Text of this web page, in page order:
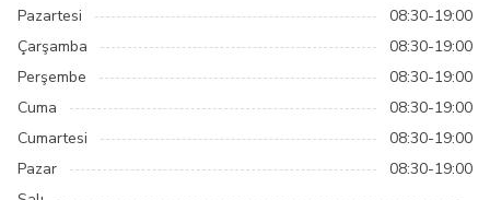
Pazartesi
08:30-19:00
Çarşamba
08:30-19:00
Perşembe
08:30-19:00
Cuma
08:30-19:00
Cumartesi
08:30-19:00
Pazar
08:30-19:00